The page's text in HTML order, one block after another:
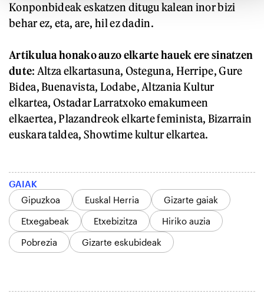
Konponbideak eskatzen ditugu kalean inor bizi
behar ez, eta, are, hil ez dadin.
Artikulua honako auzo elkarte hauek ere sinatzen
dute: Altza elkartasuna, Osteguna, Herripe, Gure
Bidea, Buenavista, Lodabe, Altzania Kultur
elkartea, Ostadar Larratxoko emakumeen
elkaertea, Plazandreok elkarte feminista, Bizarrain
euskara taldea, Showtime kultur elkartea.
GAIAK
Gipuzkoa
Euskal Herria
Gizarte gaiak
Etxegabeak
Etxebizitza
Hiriko auzia
Pobrezia
Gizarte eskubideak